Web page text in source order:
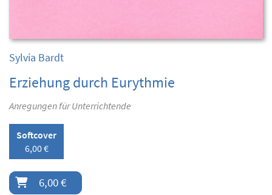
Sylvia Bardt
Erziehung durch Eurythmie
Anregungen für Unterrichtende
Softcover
6,00 €
6,00 €